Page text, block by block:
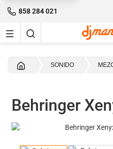
858 284 021
SONIDO
Behringer